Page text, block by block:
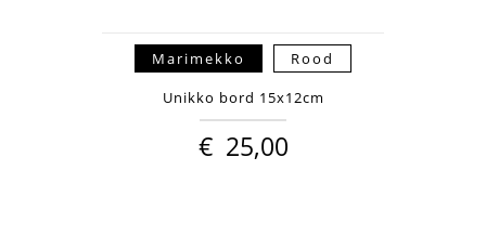
Marimekko Rood
Unikko bord 15x12cm
€ 25,00